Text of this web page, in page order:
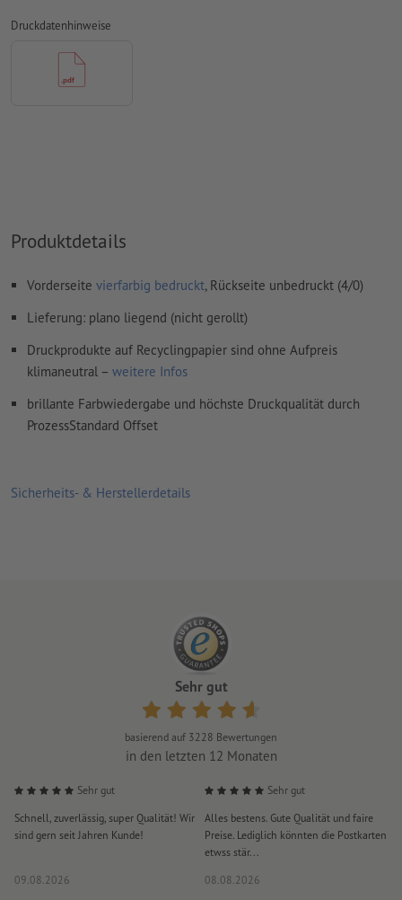
Kommentare
Inhalte von
Druckdatenhinweise
Produktdetails
Vorderseite vierfarbig bedruckt, Rückseite unbedruckt (4/0)
Lieferung: plano liegend (nicht gerollt)
Druckprodukte auf Recyclingpapier sind ohne Aufpreis
klimaneutral – weitere Infos
brillante Farbwiedergabe und höchste Druckqualität durch
ProzessStandard Offset
Sicherheits- & Herstellerdetails
Sehr gut
basierend auf 3228 Bewertungen
in den letzten 12 Monaten
Sehr gut
Schnell, zuverlässig, super Qualität! Wir
sind gern seit Jahren Kunde!
09.08.2026
Sehr gut
Alles bestens. Gute Qualität und faire
Preise. Lediglich könnten die Postkarten
etwss stär...
08.08.2026